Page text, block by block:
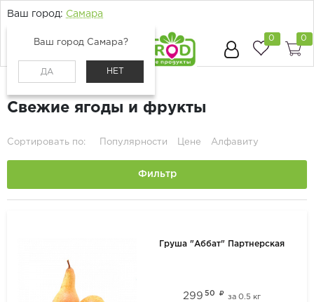
Ваш город: Самара
Ваш город Самара?
ДА НЕТ
0 0
Свежие ягоды и фрукты
Сортировать по: Популярности Цене Алфавиту
Фильтр
Груша "Аббат" Партнерская
299 50 за 0.5 кг